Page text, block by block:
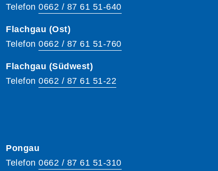
Telefon 0662 / 87 61 51-640
Flachgau (Ost)
Telefon 0662 / 87 61 51-760
Flachgau (Südwest)
Telefon 0662 / 87 61 51-22
Pongau
Telefon 0662 / 87 61 51-310